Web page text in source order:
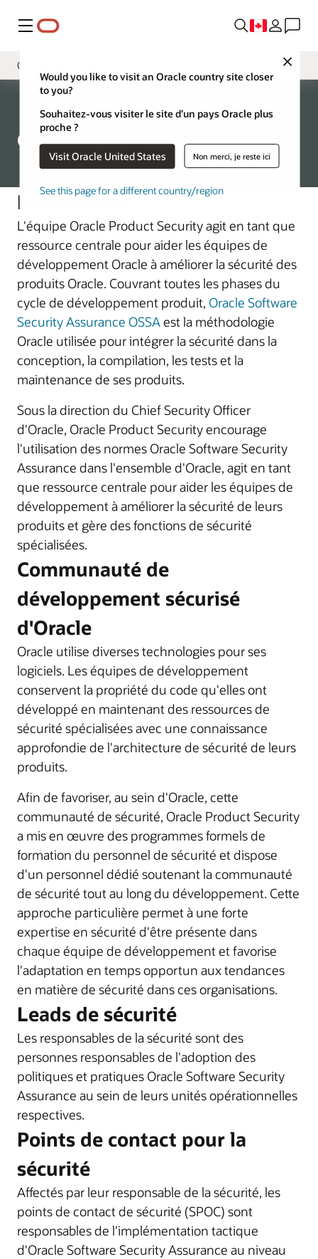
Menu
Close
Would you like to visit an Oracle country site closer
to you?
Souhaitez-vous visiter le site d’un pays Oracle plus
proche ?
Visit Oracle United States Non merci, je reste ici
See this page for a different country/region
Oracle Product Security
Gouvernance
Chief Security Officer
Sécurité physique globale
Conformité commerciale mondiale
Corporate Security Architecture
Évaluation et audit des activités
Oracle Product Security
Présentation
L'équipe Oracle Product Security agit en tant que
ressource centrale pour aider les équipes de
développement Oracle à améliorer la sécurité des
produits Oracle. Couvrant toutes les phases du
cycle de développement produit, Oracle Software
Security Assurance OSSAest la méthodologie
Oracle utilisée pour intégrer la sécurité dans la
conception, la compilation, les tests et la
maintenance de ses produits.
Sous la direction du Chief Security Officer
d'Oracle, Oracle Product Security encourage
l'utilisation des normes Oracle Software Security
Assurance dans l'ensemble d'Oracle, agit en tant
que ressource centrale pour aider les équipes de
développement à améliorer la sécurité de leurs
produits et gère des fonctions de sécurité
spécialisées.
Communauté de
développement sécurisé
d'Oracle
Oracle utilise diverses technologies pour ses
logiciels. Les équipes de développement
conservent la propriété du code qu'elles ont
développé en maintenant des ressources de
sécurité spécialisées avec une connaissance
approfondie de l'architecture de sécurité de leurs
produits.
Afin de favoriser, au sein d'Oracle, cette
communauté de sécurité, Oracle Product Security
a mis en œuvre des programmes formels de
formation du personnel de sécurité et dispose
d'un personnel dédié soutenant la communauté
de sécurité tout au long du développement. Cette
approche particulière permet à une forte
expertise en sécurité d'être présente dans
chaque équipe de développement et favorise
l'adaptation en temps opportun aux tendances
en matière de sécurité dans ces organisations.
Leads de sécurité
Les responsables de la sécurité sont des
personnes responsables de l'adoption des
politiques et pratiques Oracle Software Security
Assurance au sein de leurs unités opérationnelles
respectives.
Points de contact pour la
sécurité
Affectés par leur responsable de la sécurité, les
points de contact de sécurité (SPOC) sont
responsables de l'implémentation tactique
d'Oracle Software Security Assurance au niveau